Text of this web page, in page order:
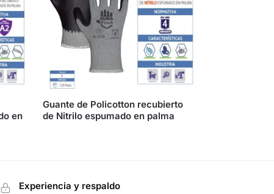
en
Guante de Policotton recubierto
de Nitrilo espumado en palma
Experiencia y respaldo